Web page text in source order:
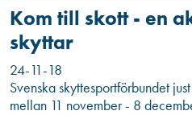
Kom till skott - en
skyttar
24-11-18
Svenska skyttesportförbundet
mellan 11 november - 8